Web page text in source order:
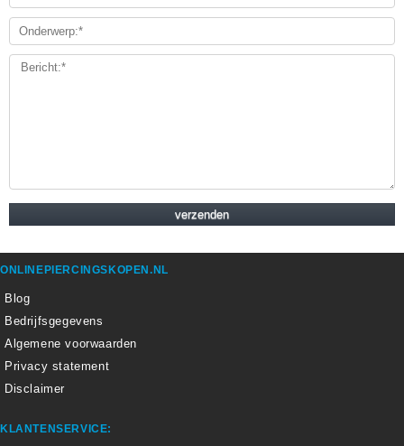
ONLINEPIERCINGSKOPEN.NL
Blog
Bedrijfsgegevens
Algemene voorwaarden
Privacy statement
Disclaimer
KLANTENSERVICE: